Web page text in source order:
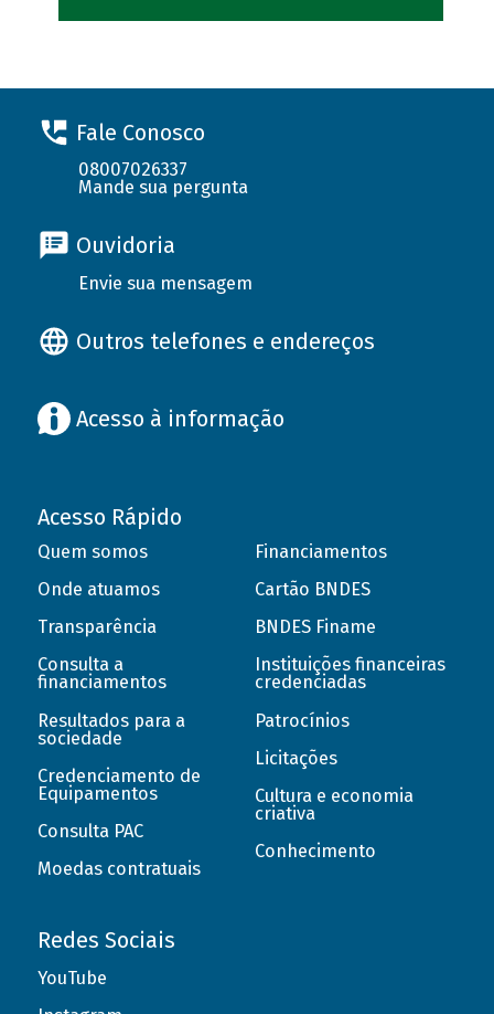
Fale Conosco
08007026337
Mande sua pergunta
Ouvidoria
Envie sua mensagem
Outros telefones e endereços
Acesso à informação
Acesso Rápido
Quem somos
Onde atuamos
Transparência
Consulta a
financiamentos
Resultados para a
sociedade
Credenciamento de
Equipamentos
Consulta PAC
Moedas contratuais
Financiamentos
Cartão BNDES
BNDES Finame
Instituições financeiras
credenciadas
Patrocínios
Licitações
Cultura e economia
criativa
Conhecimento
Redes Sociais
YouTube